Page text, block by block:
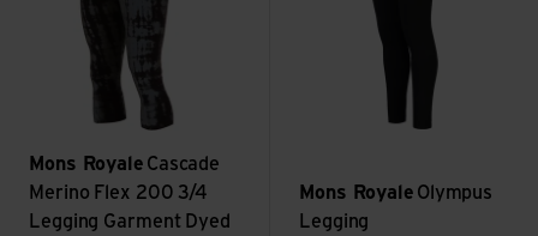
Mons Royale Cascade
Merino Flex 200 3/4
Legging Garment Dyed
Mons Royale Olympus
Legging